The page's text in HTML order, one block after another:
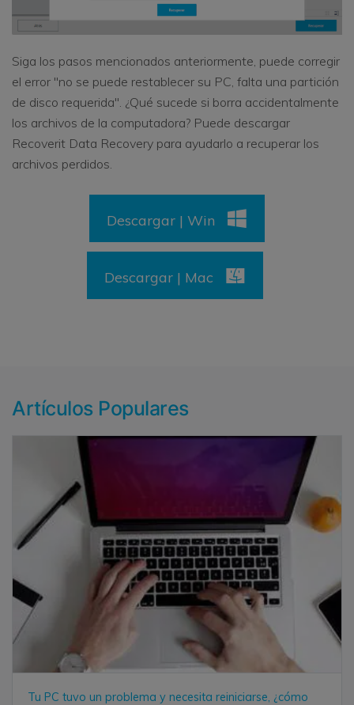
Siga los pasos mencionados anteriormente, puede corregir
el error "no se puede restablecer su PC, falta una partición
de disco requerida". ¿Qué sucede si borra accidentalmente
los archivos de la computadora? Puede descargar
Recoverit Data Recovery para ayudarlo a recuperar los
archivos perdidos.
Descargar | Win
Descargar | Mac
Artículos Populares
Tu PC tuvo un problema y necesita reiniciarse, ¿cómo